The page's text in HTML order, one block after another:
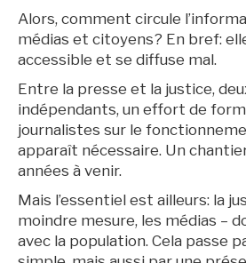
Alors, comment circule
médias et citoyens? En bref:
accessible et se diffuse mal.
Entre la presse et la justice,
indépendants, un effort de
journalistes sur le
apparaît nécessaire. Un
années à venir.
Mais l’essentiel est ailleurs: la
moindre mesure, les médias –
avec la population. Cela passe